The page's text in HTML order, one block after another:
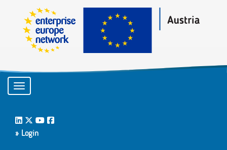
Toggle navigation
LinkedIn
Twitter
Youtube
Facebook
» Login